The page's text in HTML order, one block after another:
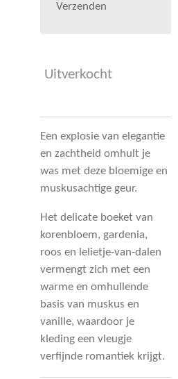
Verzenden
Uitverkocht
Een explosie van elegantie
en zachtheid omhult je
was met deze bloemige en
muskusachtige geur.
Het delicate boeket van
korenbloem, gardenia,
roos en lelietje-van-dalen
vermengt zich met een
warme en omhullende
basis van muskus en
vanille, waardoor je
kleding een vleugje
verfijnde romantiek krijgt.